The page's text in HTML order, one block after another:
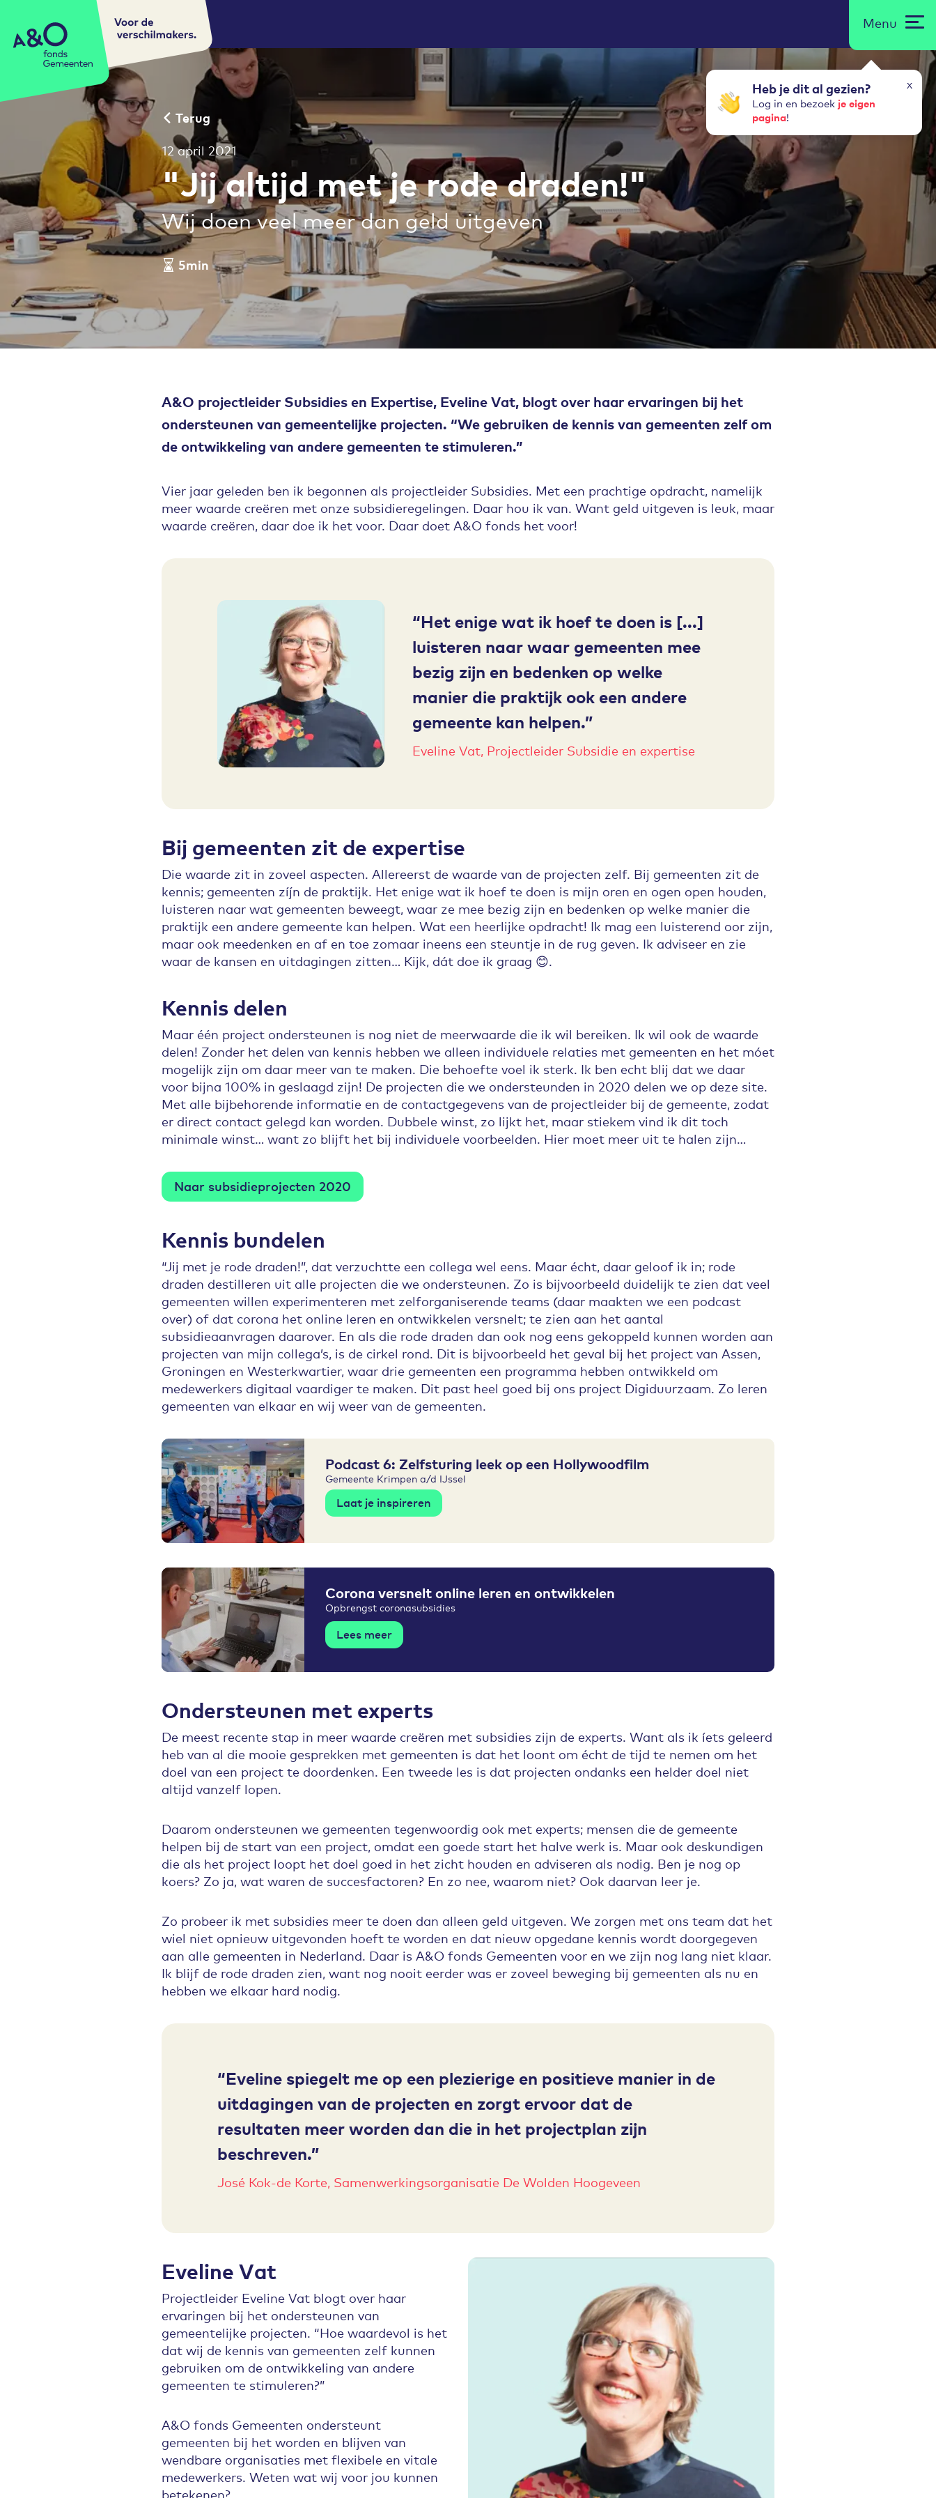
A&O fonds Gemeenten
Voor de
verschilmakers.
x
Heb je dit al gezien?
Log in en bezoek je eigen
pagina!
Menu
Terug
12 april 2021
"Jij altijd met je rode draden!"
Wij doen veel meer dan geld uitgeven
Leestijd artikel
5min
A&O projectleider Subsidies en Expertise, Eveline Vat, blogt over haar ervaringen bij het
ondersteunen van gemeentelijke projecten. “We gebruiken de kennis van gemeenten zelf om
de ontwikkeling van andere gemeenten te stimuleren.”
Vier jaar geleden ben ik begonnen als projectleider Subsidies. Met een prachtige opdracht, namelijk
meer waarde creëren met onze subsidieregelingen. Daar hou ik van. Want geld uitgeven is leuk, maar
waarde creëren, daar doe ik het voor. Daar doet A&O fonds het voor!
Het enige wat ik hoef te doen is [...]
luisteren naar waar gemeenten mee
bezig zijn en bedenken op welke
manier die praktijk ook een andere
gemeente kan helpen.
Eveline Vat, Projectleider Subsidie en expertise
Bij gemeenten zit de expertise
Die waarde zit in zoveel aspecten. Allereerst de waarde van de projecten zelf. Bij gemeenten zit de
kennis; gemeenten zíjn de praktijk. Het enige wat ik hoef te doen is mijn oren en ogen open houden,
luisteren naar wat gemeenten beweegt, waar ze mee bezig zijn en bedenken op welke manier die
praktijk een andere gemeente kan helpen. Wat een heerlijke opdracht! Ik mag een luisterend oor zijn,
maar ook meedenken en af en toe zomaar ineens een steuntje in de rug geven. Ik adviseer en zie
waar de kansen en uitdagingen zitten… Kijk, dát doe ik graag 😊.
Kennis delen
Maar één project ondersteunen is nog niet de meerwaarde die ik wil bereiken. Ik wil ook de waarde
delen! Zonder het delen van kennis hebben we alleen individuele relaties met gemeenten en het móet
mogelijk zijn om daar meer van te maken. Die behoefte voel ik sterk. Ik ben echt blij dat we daar
voor bijna 100% in geslaagd zijn! De projecten die we ondersteunden in 2020 delen we op deze site.
Met alle bijbehorende informatie en de contactgegevens van de projectleider bij de gemeente, zodat
er direct contact gelegd kan worden. Dubbele winst, zo lijkt het, maar stiekem vind ik dit toch
minimale winst… want zo blijft het bij individuele voorbeelden. Hier moet meer uit te halen zijn…
Naar subsidieprojecten 2020
Kennis bundelen
“Jij met je rode draden!”, dat verzuchtte een collega wel eens. Maar écht, daar geloof ik in; rode
draden destilleren uit alle projecten die we ondersteunen. Zo is bijvoorbeeld duidelijk te zien dat veel
gemeenten willen experimenteren met zelforganiserende teams (daar maakten we een podcast
over) of dat corona het online leren en ontwikkelen versnelt; te zien aan het aantal
subsidieaanvragen daarover. En als die rode draden dan ook nog eens gekoppeld kunnen worden aan
projecten van mijn collega’s, is de cirkel rond. Dit is bijvoorbeeld het geval bij het project van Assen,
Groningen en Westerkwartier, waar drie gemeenten een programma hebben ontwikkeld om
medewerkers digitaal vaardiger te maken. Dit past heel goed bij ons project Digiduurzaam. Zo leren
gemeenten van elkaar en wij weer van de gemeenten.
Podcast 6: Zelfsturing leek op een Hollywoodfilm
Gemeente Krimpen a/d IJssel
Laat je inspireren
Corona versnelt online leren en ontwikkelen
Opbrengst coronasubsidies
Lees meer
Ondersteunen met experts
De meest recente stap in meer waarde creëren met subsidies zijn de experts. Want als ik íets geleerd
heb van al die mooie gesprekken met gemeenten is dat het loont om écht de tijd te nemen om het
doel van een project te doordenken. Een tweede les is dat projecten ondanks een helder doel niet
altijd vanzelf lopen.
Daarom ondersteunen we gemeenten tegenwoordig ook met experts; mensen die de gemeente
helpen bij de start van een project, omdat een goede start het halve werk is. Maar ook deskundigen
die als het project loopt het doel goed in het zicht houden en adviseren als nodig. Ben je nog op
koers? Zo ja, wat waren de succesfactoren? En zo nee, waarom niet? Ook daarvan leer je.
Zo probeer ik met subsidies meer te doen dan alleen geld uitgeven. We zorgen met ons team dat het
wiel niet opnieuw uitgevonden hoeft te worden en dat nieuw opgedane kennis wordt doorgegeven
aan alle gemeenten in Nederland. Daar is A&O fonds Gemeenten voor en we zijn nog lang niet klaar.
Ik blijf de rode draden zien, want nog nooit eerder was er zoveel beweging bij gemeenten als nu en
hebben we elkaar hard nodig.
Eveline spiegelt me op een plezierige en positieve manier in de
uitdagingen van de projecten en zorgt ervoor dat de
resultaten meer worden dan die in het projectplan zijn
beschreven.
José Kok-de Korte, Samenwerkingsorganisatie De Wolden Hoogeveen
Eveline Vat
Projectleider Eveline Vat blogt over haar
ervaringen bij het ondersteunen van
gemeentelijke projecten. “Hoe waardevol is het
dat wij de kennis van gemeenten zelf kunnen
gebruiken om de ontwikkeling van andere
gemeenten te stimuleren?”
A&O fonds Gemeenten ondersteunt
gemeenten bij het worden en blijven van
wendbare organisaties met flexibele en vitale
medewerkers. Weten wat wij voor jou kunnen
betekenen?